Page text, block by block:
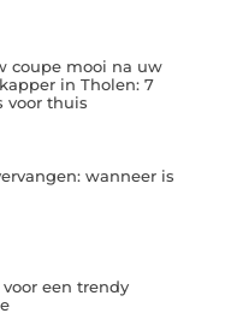
coupe mooi na uw
in Tholen: 7
voor thuis
wanneer is
een trendy